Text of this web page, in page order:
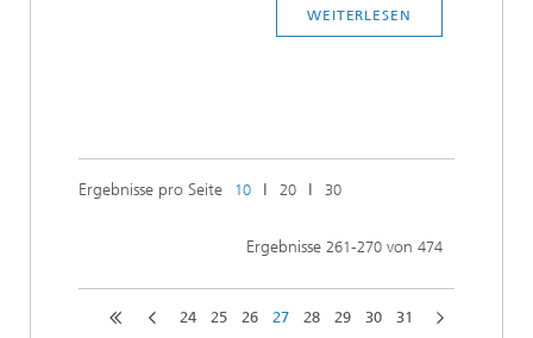
WEITERLESEN
Ergebnisse pro Seite 10 ǀ 20 ǀ 30
Ergebnisse 261-270 von 474
24 25 26 27 28 29 30 31